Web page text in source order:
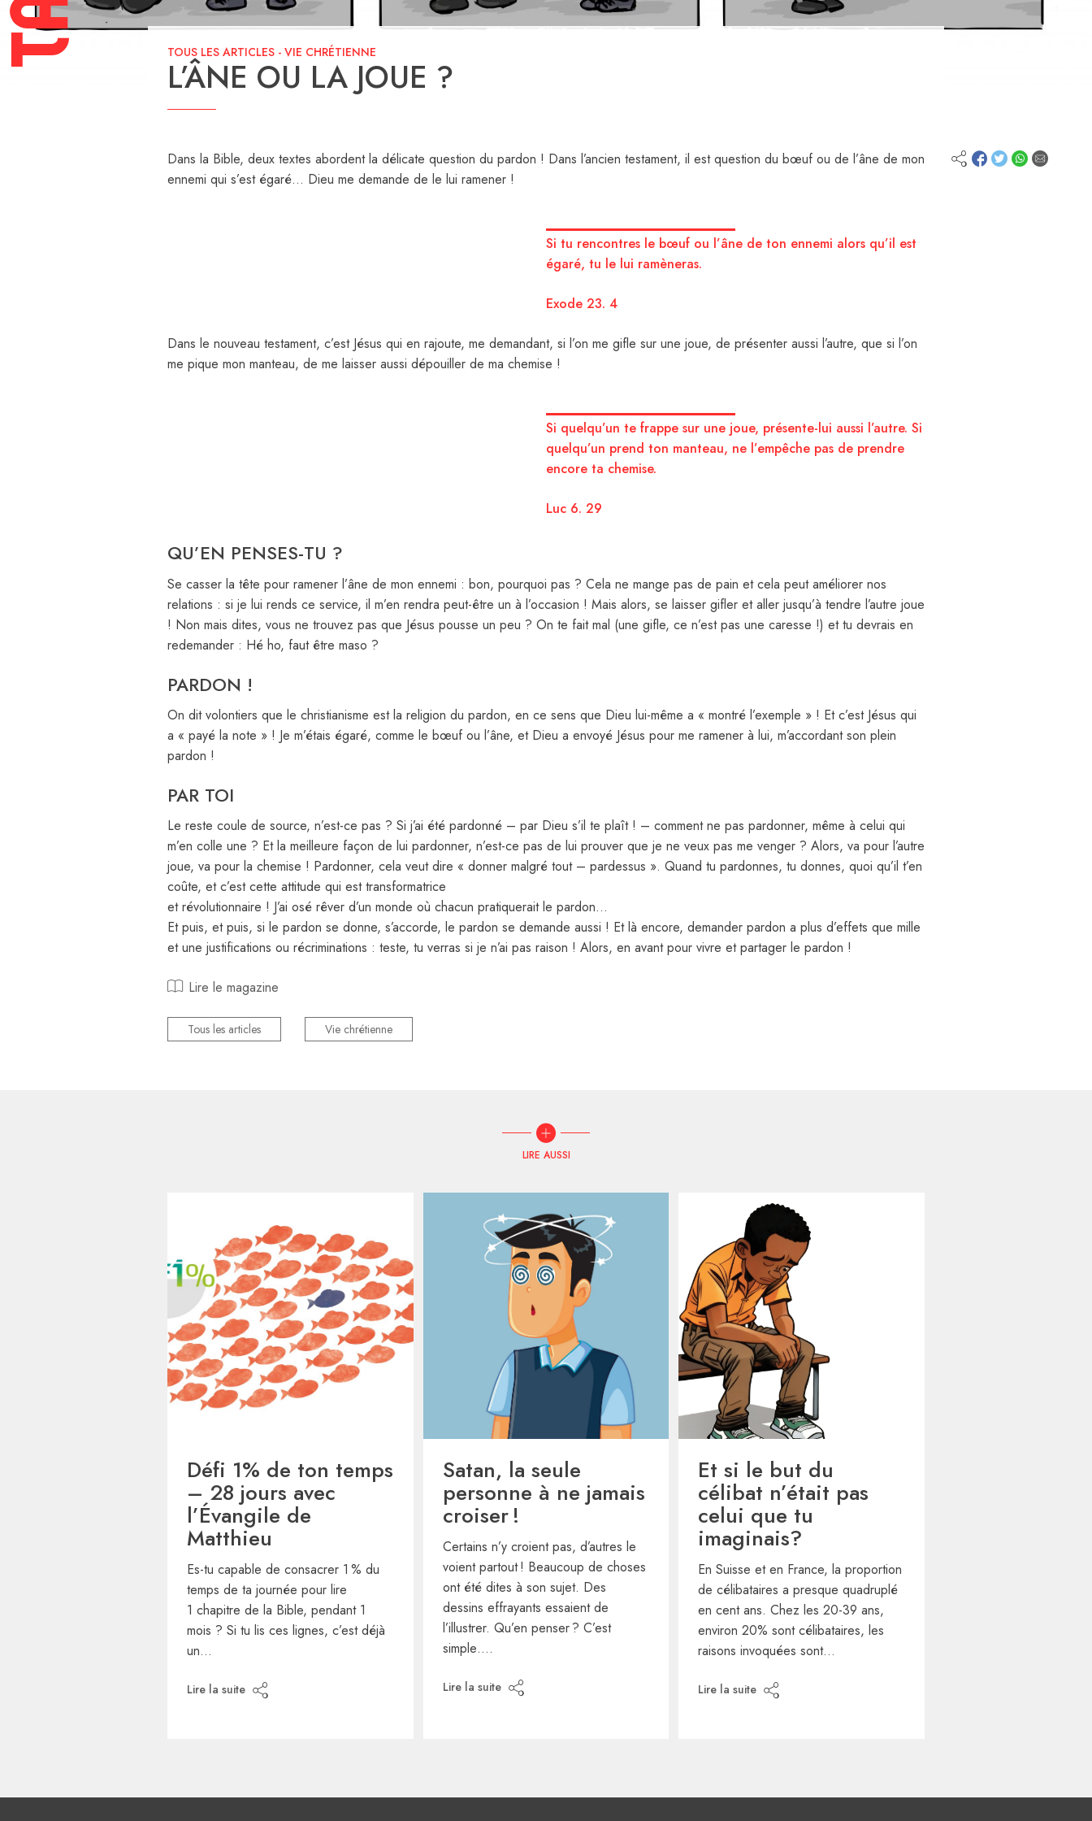
TOUS LES ARTICLES - VIE CHRÉTIENNE
L’ÂNE OU LA JOUE ?
Dans la Bible, deux textes abordent la délicate question du pardon ! Dans l’ancien testament, il est question du bœuf ou de l’âne de mon
ennemi qui s’est égaré… Dieu me demande de le lui ramener !
Si tu rencontres le bœuf ou l’âne de ton ennemi alors qu’il est
égaré, tu le lui ramèneras.
Exode 23. 4
Dans le nouveau testament, c’est Jésus qui en rajoute, me demandant, si l’on me gifle sur une joue, de présenter aussi l’autre, que si l’on
me pique mon manteau, de me laisser aussi dépouiller de ma chemise !
Si quelqu’un te frappe sur une joue, présente-lui aussi l’autre. Si
quelqu’un prend ton manteau, ne l’empêche pas de prendre
encore ta chemise.
Luc 6. 29
QU’EN PENSES-TU ?
Se casser la tête pour ramener l’âne de mon ennemi : bon, pourquoi pas ? Cela ne mange pas de pain et cela peut améliorer nos
relations : si je lui rends ce service, il m’en rendra peut-être un à l’occasion ! Mais alors, se laisser gifler et aller jusqu’à tendre l’autre joue
! Non mais dites, vous ne trouvez pas que Jésus pousse un peu ? On te fait mal (une gifle, ce n’est pas une caresse !) et tu devrais en
redemander : Hé ho, faut être maso ?
PARDON !
On dit volontiers que le christianisme est la religion du pardon, en ce sens que Dieu lui-même a « montré l’exemple » ! Et c’est Jésus qui
a « payé la note » ! Je m’étais égaré, comme le bœuf ou l’âne, et Dieu a envoyé Jésus pour me ramener à lui, m’accordant son plein
pardon !
PAR TOI
Le reste coule de source, n’est-ce pas ? Si j’ai été pardonné – par Dieu s’il te plaît ! – comment ne pas pardonner, même à celui qui
m’en colle une ? Et la meilleure façon de lui pardonner, n’est-ce pas de lui prouver que je ne veux pas me venger ? Alors, va pour l’autre
joue, va pour la chemise ! Pardonner, cela veut dire « donner malgré tout – pardessus ». Quand tu pardonnes, tu donnes, quoi qu’il t’en
coûte, et c’est cette attitude qui est transformatrice
et révolutionnaire ! J’ai osé rêver d’un monde où chacun pratiquerait le pardon…
Et puis, et puis, si le pardon se donne, s’accorde, le pardon se demande aussi ! Et là encore, demander pardon a plus d’effets que mille
et une justifications ou récriminations : teste, tu verras si je n’ai pas raison ! Alors, en avant pour vivre et partager le pardon !
Lire le magazine
Tous les articles Vie chrétienne
LIRE AUSSI
Défi 1% de ton temps
– 28 jours avec
l’Évangile de
Matthieu
Es-tu capable de consacrer 1 % du
temps de ta journée pour lire
1 chapitre de la Bible, pendant 1
mois ? Si tu lis ces lignes, c’est déjà
un…
Lire la suite
Satan, la seule
personne à ne jamais
croiser !
Certains n’y croient pas, d’autres le
voient partout ! Beaucoup de choses
ont été dites à son sujet. Des
dessins effrayants essaient de
l’illustrer. Qu’en penser ? C’est
simple….
Lire la suite
Et si le but du
célibat n’était pas
celui que tu
imaginais?
En Suisse et en France, la proportion
de célibataires a presque quadruplé
en cent ans. Chez les 20-39 ans,
environ 20% sont célibataires, les
raisons invoquées sont…
Lire la suite